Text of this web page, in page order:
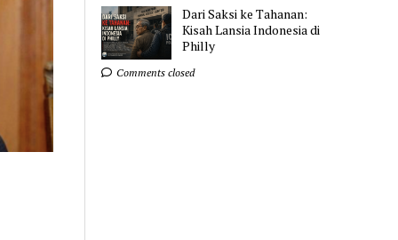
Dari Saksi ke Tahanan:
Kisah Lansia Indonesia di
Philly
Comments closed